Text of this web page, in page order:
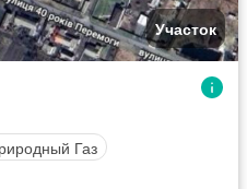
Участок
Газ